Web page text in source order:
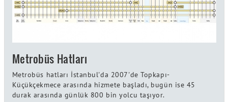
Metrobüs Hatları
Metrobüs hatları İstanbul'da 2007'de Topkapı-
Küçükçekmece arasında hizmete başladı, bugün ise 45
durak arasında günlük 800 bin yolcu taşıyor.